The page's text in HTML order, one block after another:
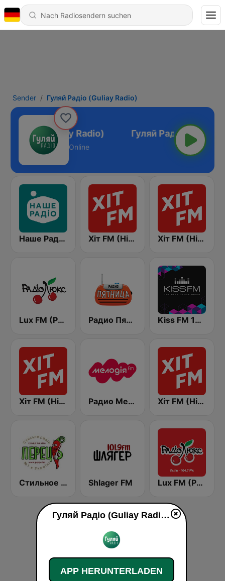
Sender Гуляй Радіо (Guliay Radio)
Радіо (Guliay Radio)
Online
Наше Радио (Nashe Radio) 107.9 Хіт FM (Hit FM) Хіт FM (Hit FM) - Top
Lux FM (Pадіо Люкс) Радио Пятница (Pyatnica) Kiss FM 106.5 (Кисc ФМ)
Хіт FM (Hit FM) - Best Радио Мелодия (Radio Melodia) Хіт FM (Hit FM) - Ukr
Стильное Радио - Перец ФМ (Stilnoe, perec fm) Shlager FM Lux FM (Pадіо Люкс) Lviv
Гуляй Радіо (Guliay Radio) live
APP HERUNTERLADEN